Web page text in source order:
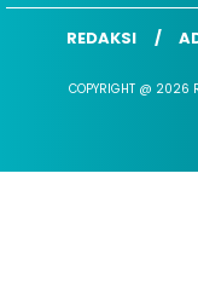
REDAKSI
COPYRIGHT @ 2026